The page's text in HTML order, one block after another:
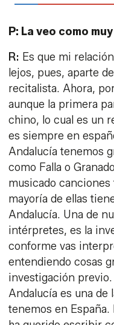
chino, lo cual es un
es siempre en
Andalucía tenemos
como Falla o
musicado canciones
mayoría de ellas
Andalucía. Una de
intérpretes, es la
conforme vas
entendiendo cosas
investigación
Andalucía es una de
tenemos en España.
ha querido escribir
con el polo, lleva a
es muy complicado
partituras. Para eso
muchísimo.